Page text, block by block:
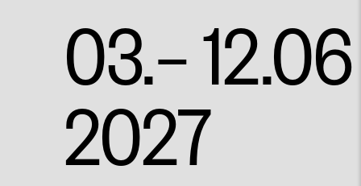
03.– 12.06
2027